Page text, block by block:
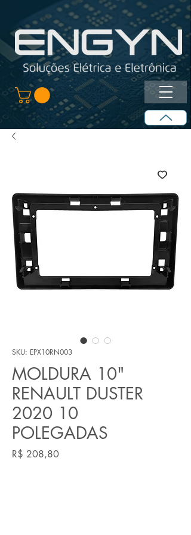
SKU: EPX10RN003
MOLDURA 10"
RENAULT DUSTER
2020 10
POLEGADAS
R$ 208,80Preço